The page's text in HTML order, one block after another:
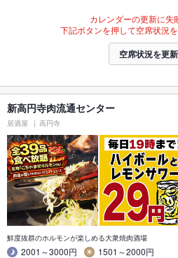
カレンダーの更新に失
下記ボタンを押して空席状況を
空席状況を更
新高円寺肉流通センター
居酒屋 高円寺
鮮度抜群のホルモンが楽しめる大衆焼肉酒場
2001～3000円
1501～2000円